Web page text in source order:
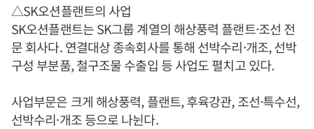
△SK오션플랜트의 사업
SK오션플랜트는 SK그룹 계열의 해상풍력 플랜트·조선 전
문 회사다. 연결대상 종속회사를 통해 선박수리·개조, 선박
구성 부분품, 철구조물 수출입 등 사업도 펼치고 있다.
사업부문은 크게 해상풍력, 플랜트, 후육강관, 조선·특수선,
선박수리·개조 등으로 나뉜다.